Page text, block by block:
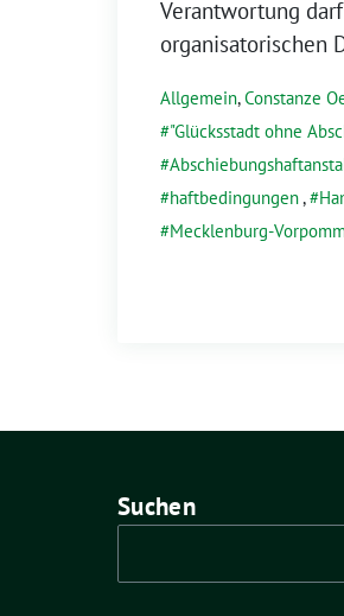
Verantwortung
organisatorischen
Allgemein,Constanze
"Glücksstadt ohne
haftbedingungen,
Mecklenburg-
Suchen